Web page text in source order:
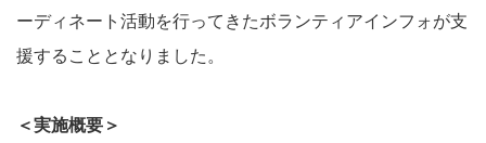
ーディネート活動を行ってきたボランティアインフォが支
援することとなりました。
＜実施概要＞